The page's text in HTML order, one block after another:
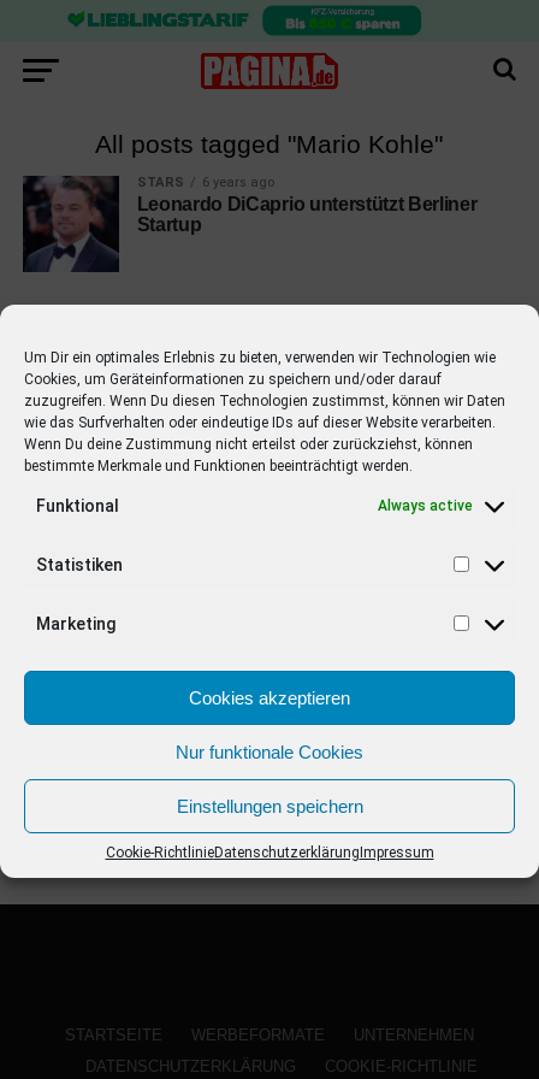
Um Dir ein optimales Erlebnis zu bieten, verwenden wir Technologien wie
Cookies, um Geräteinformationen zu speichern und/oder darauf
zuzugreifen. Wenn Du diesen Technologien zustimmst, können wir Daten
wie das Surfverhalten oder eindeutige IDs auf dieser Website verarbeiten.
Wenn Du deine Zustimmung nicht erteilst oder zurückziehst, können
bestimmte Merkmale und Funktionen beeinträchtigt werden.
Funktional Always active
Statistiken
Marketing
Cookies akzeptieren
Nur funktionale Cookies
Einstellungen speichern
Cookie-RichtlinieDatenschutzerklärung Impressum
All posts tagged "Mario Kohle"
STARS 6 years ago
Leonardo DiCaprio unterstützt Berliner
Startup
EMPFOHLEN
STARS 4 years ago
Barbara Schöneberger Moderatorin
von “Verstehen Sie Spaß?”
STARTSEITE WERBEFORMATE
UNTERNEHMEN
DATENSCHUTZERKLÄRUNG
COOKIE-RICHTLINIE